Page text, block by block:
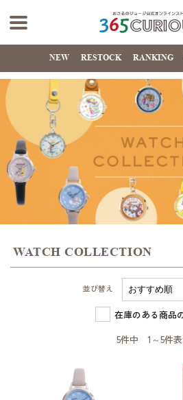
おさるのジ
ジ公式オン
ンストア
NEW RESTOCK RANKING
WATCH COLLECTION
並び替え
在庫のある商品
5件中 1～5件